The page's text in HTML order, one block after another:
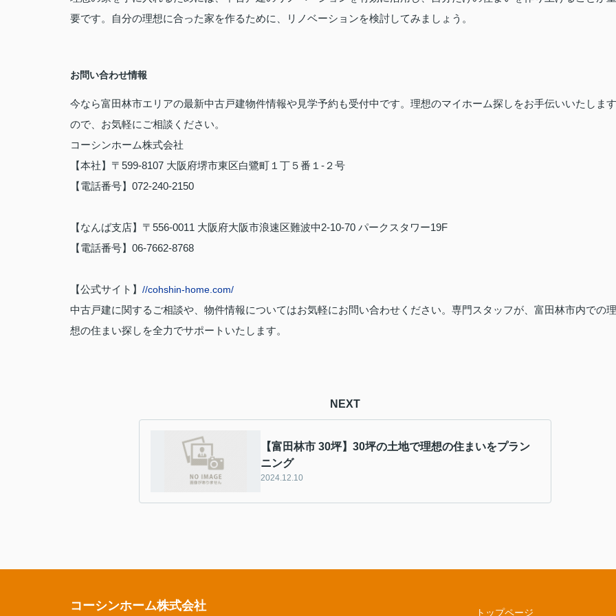
要です。自分の理想に合った家を作るために、リノベーションを検討してみましょう。
お問い合わせ情報
今なら富田林市エリアの最新中古戸建物件情報や見学予約も受付中です。理想のマイホーム探しをお手伝いいたします
ので、お気軽にご相談ください。
コーシンホーム株式会社
【本社】〒599-8107 大阪府堺市東区白鷺町１丁５番１-２号
【電話番号】072-240-2150
【なんば支店】〒556-0011 大阪府大阪市浪速区難波中2-10-70 パークスタワー19F
【電話番号】06-7662-8768
【公式サイト】 //cohshin-home.com/
中古戸建に関するご相談や、物件情報についてはお気軽にお問い合わせください。専門スタッフが、富田林市内での理
想の住まい探しを全力でサポートいたします。
NEXT
【富田林市 30坪】30坪の土地で理想の住まいをプラン
ニング
2024.12.10
コーシンホーム株式会社 トップページ